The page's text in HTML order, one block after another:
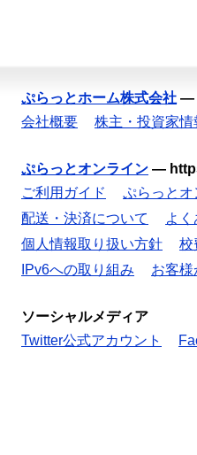
ぷらっとホーム株式会社 —
会社概要
株主・投資家情
ぷらっとオンライン —
ご利用ガイド
ぷらっとオ
配送・決済について
よ
個人情報取り扱い方針
校
IPv6への取り組み
お客
ソーシャルメディア
Twitter公式アカウント